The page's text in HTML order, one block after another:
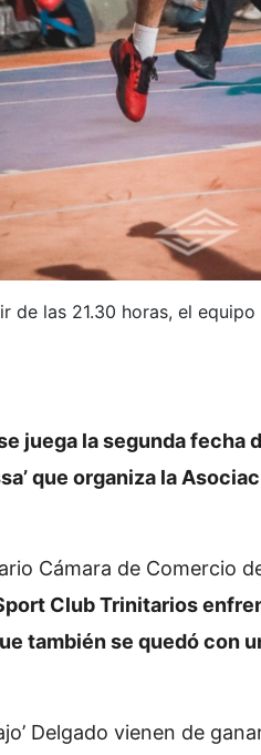
de las 21.30 horas, el
juega la segunda fecha
que organiza la
Cámara de Comercio
Club Trinitarios
también se quedó con
Delgado vienen de